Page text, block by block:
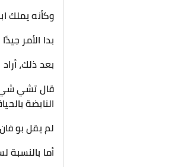
وكأنه يملك
بدا الأمر
بعد ذلك،
قال تشي شي
النابضة
لم يقل بو
أما